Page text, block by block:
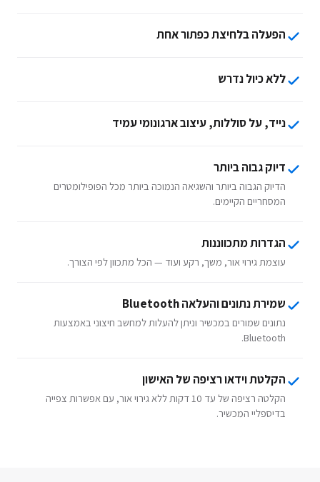
הפעלה בלחיצת כפתור אחת
ללא כיול נדרש
נייד, על סוללות, עיצוב ארגונומי עמיד
דיוק גבוה ביותר
הדיוק הגבוה ביותר והשגיאה הנמוכה ביותר מכל הפופילומטרים
המסחריים הקיימים.
הגדרות מתכווננות
עוצמת גירוי אור, משך, רקע ועוד — הכל מתכוון לפי הצורך.
שמירת נתונים והעלאה Bluetooth
נתונים שמורים במכשיר וניתן להעלות למחשב חיצוני באמצעות
Bluetooth.
הקלטת וידאו רציפה של האישון
הקלטה רציפה של עד 10 דקות ללא גירוי אור, עם אפשרות צפייה
בדיספליי המכשיר.